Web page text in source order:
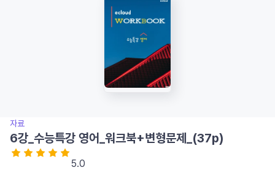
자료
6강_수능특강 영어_워크북+변형문제_(37p)
5.0